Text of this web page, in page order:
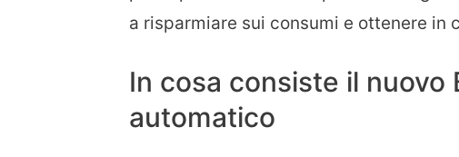
a risparmiare sui consumi e ottenere
In cosa consiste il nuovo
automatico